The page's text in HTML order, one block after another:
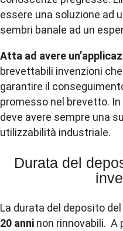
essere una soluzione ad
sembri banale ad un
Atta ad avere
brevettabili invenzioni
garantire il
promesso nel brevetto.
deve avere sempre una
utilizzabilità industriale.
Durata del
La durata del deposito
20 anni non rinnovabili. A